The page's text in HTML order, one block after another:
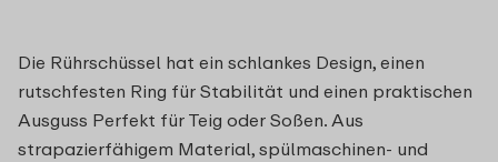
Die Rührschüssel hat ein schlankes Design, einen
rutschfesten Ring für Stabilität und einen praktischen
Ausguss Perfekt für Teig oder Soßen. Aus
strapazierfähigem Material, spülmaschinen- und